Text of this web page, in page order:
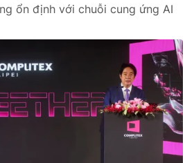
ổn định với chuỗi cung ứng AI